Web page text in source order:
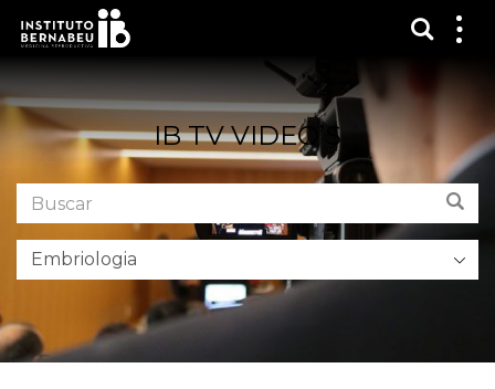
Toon
Laat
IB TV VIDEO’S
Buscar
en
el
foro: